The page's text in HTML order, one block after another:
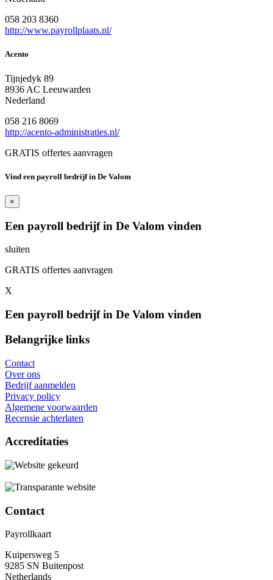
058 203 8360
http://www.payrollplaats.nl/
Acento
Tijnjedyk 89
8936 AC Leeuwarden
Nederland
058 216 8069
http://acento-administraties.nl/
GRATIS offertes aanvragen
Vind een payroll bedrijf in De Valom
×
Een payroll bedrijf in De Valom vinden
sluiten
GRATIS offertes aanvragen
X
Een payroll bedrijf in De Valom vinden
Belangrijke links
Contact
Over ons
Bedrijf aanmelden
Privacy policy
Algemene voorwaarden
Recensie achterlaten
Accreditaties
Contact
Payrollkaart
Kuipersweg 5
9285 SN Buitenpost
Netherlands